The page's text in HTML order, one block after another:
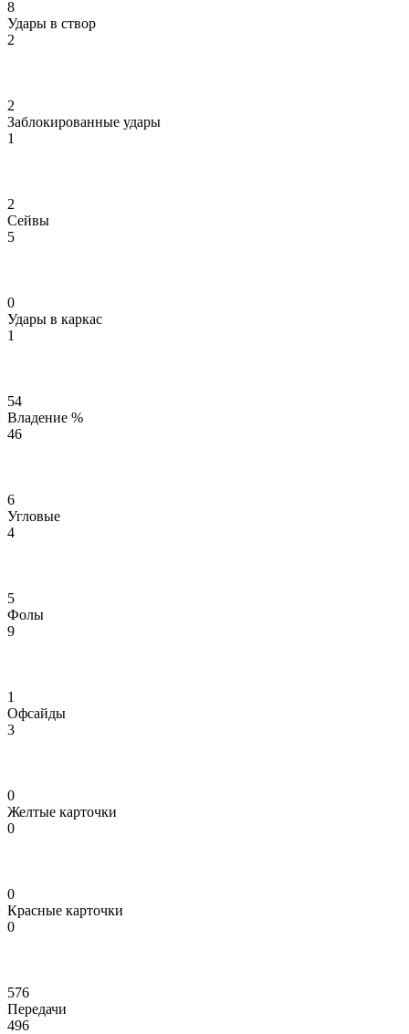
8
Удары в створ
2
2
Заблокированные удары
1
2
Сейвы
5
0
Удары в каркас
1
54
Владение %
46
6
Угловые
4
5
Фолы
9
1
Офсайды
3
0
Желтые карточки
0
0
Красные карточки
0
576
Передачи
496